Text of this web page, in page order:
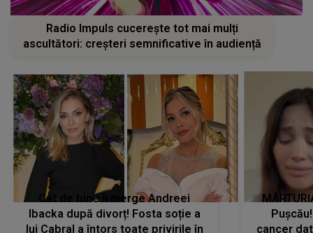
Radio Impuls cucerește tot mai mulți
ascultători: creșteri semnificative în audiență
Cât de bine îi merge Andreei
Ibacka după divorț! Fosta soție a
lui Cabral a întors toate privirile în
cancer